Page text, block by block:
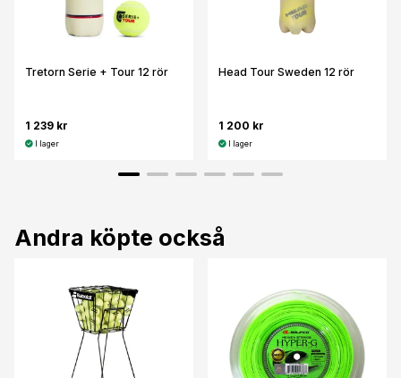
Tretorn Serie + Tour 12 rör
1 239 kr
I lager
Head Tour Sweden 12 rör
1 200 kr
I lager
Andra köpte också